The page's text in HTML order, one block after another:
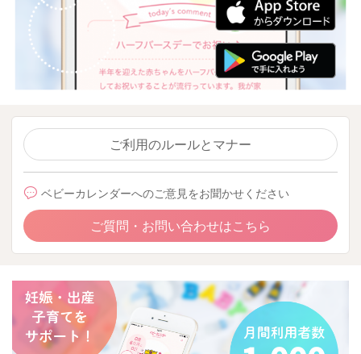
ご利用のルールとマナー
ベビーカレンダーへのご意見をお聞かせください
ご質問・お問い合わせはこちら